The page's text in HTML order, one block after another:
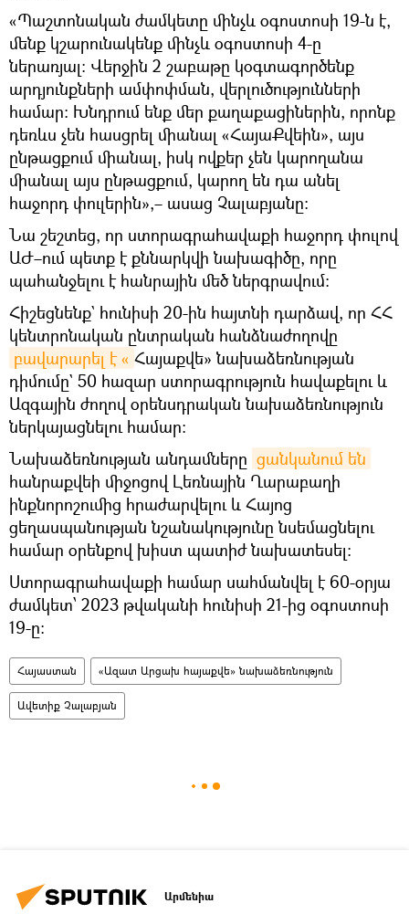
«Պաշտոնական ժամկետը մինչև օգոստոսի 19-ն է,
մենք կշարունակենք մինչև օգոստոսի 4-ը
ներառյալ։ Վերջին 2 շաբաթը կօգտագործենք
արդյունքների ամփոփման, վերլուծությունների
համար։ Խնդրում ենք մեր քաղաքացիներին, որոնք
դեռևս չեն հասցրել միանալ «ՀայաՔվեին», այս
ընթացքում միանալ, իսկ ովքեր չեն կարողանա
միանալ այս ընթացքում, կարող են դա անել
հաջորդ փուլերին»,– ասաց Չալաբյանը։
Նա շեշտեց, որ ստորագրահավաքի հաջորդ փուլով
ԱԺ–ում պետք է քննարկվի նախագիծը, որը
պահանջելու է հանրային մեծ ներգրավում։
Հիշեցնենք` հունիսի 20-ին հայտնի դարձավ, որ ՀՀ
կենտրոնական ընտրական հանձնաժողովը
բավարարել է « Հայաքվե» նախաձեռնության
դիմումը` 50 հազար ստորագրություն հավաքելու և
Ազգային ժողով օրենսդրական նախաձեռնություն
ներկայացնելու համար։
Նախաձեռնության անդամները ցանկանում են
հանրաքվեի միջոցով Լեռնային Ղարաբաղի
ինքնորոշումից հրաժարվելու և Հայոց
ցեղասպանության նշանակությունը նսեմացնելու
համար օրենքով խիստ պատիժ նախատեսել։
Ստորագրահավաքի համար սահմանվել է 60-օրյա
ժամկետ՝ 2023 թվականի հունիսի 21-ից օգոստոսի
19-ը։
Հայաստան «Ազատ Արցախ հայաքվե» նախաձեռնություն
Ավետիք Չալաբյան
Արմենիա